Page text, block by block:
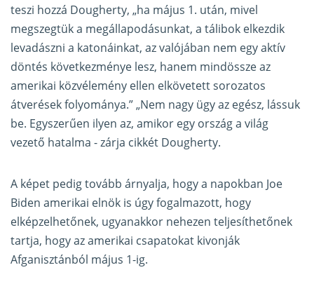
teszi hozzá Dougherty, „ha május 1. után, mivel
megszegtük a megállapodásunkat, a tálibok elkezdik
levadászni a katonáinkat, az valójában nem egy aktív
döntés következménye lesz, hanem mindössze az
amerikai közvélemény ellen elkövetett sorozatos
átverések folyománya.” „Nem nagy ügy az egész, lássuk
be. Egyszerűen ilyen az, amikor egy ország a világ
vezető hatalma - zárja cikkét Dougherty.
A képet pedig tovább árnyalja, hogy a napokban Joe
Biden amerikai elnök is úgy fogalmazott, hogy
elképzelhetőnek, ugyanakkor nehezen teljesíthetőnek
tartja, hogy az amerikai csapatokat kivonják
Afganisztánból május 1-ig.